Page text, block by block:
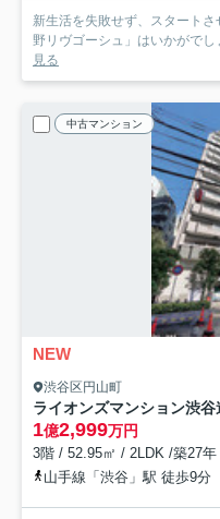
新生活を失敗せず、スタート
野リヴゴーシュ」はいかがで
見る
中古マンション
NEW
渋谷区円山町
ライオンズマンション渋谷
1億2,999万円
3階 / 52.95㎡ / 2LDK /築27年
山手線「渋谷」駅 徒歩9分